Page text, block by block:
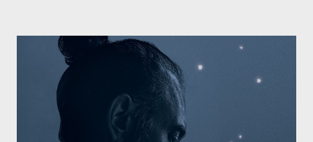
La canzone racconta la difficoltà di creare, e perfino di esistere,
sotto il peso della realtà. Ma lo fa cercando una via d’uscita, una
forma di assoluzione, nel vivere e nel suonare, nel trovare respiro
anche quando l’aria sembra farsi più densa. Il brano è anche una
dichiarazione d’intenti: Cico Messina apre il suo nuovo percorso